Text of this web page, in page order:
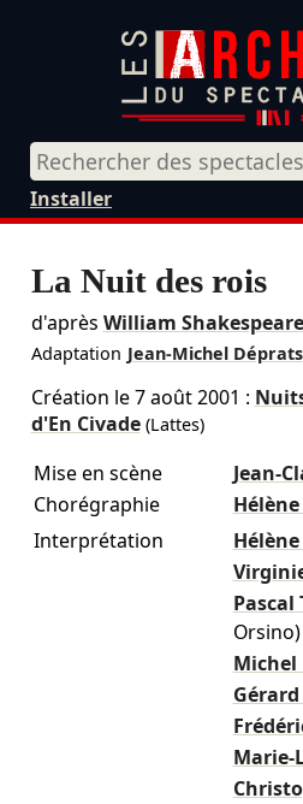
Installer
La Nuit des rois
d'après William Shakespeare
Adaptation Jean-Michel Déprats
Création le7 août 2001 :
d'En Civade(Lattes)
Mise en scène
Jean-
Chorégraphie
Interprétation
Pascal
Orsino)
Michel
Marie-